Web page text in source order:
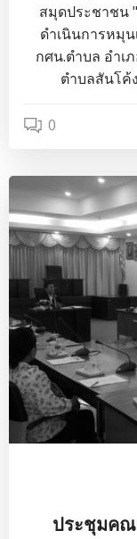
สมุดประชาชน
ดำเนินการหมุ
กศน.ตำบล อำ
ตำบลสันโค้
0
ประชุมคณ